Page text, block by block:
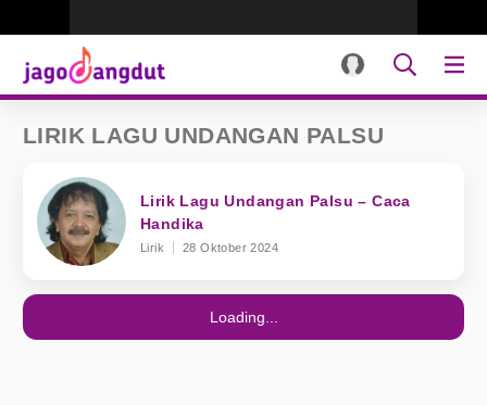
LIRIK LAGU UNDANGAN PALSU
Lirik Lagu Undangan Palsu – Caca
Handika
Lirik 28 Oktober 2024
Loading...